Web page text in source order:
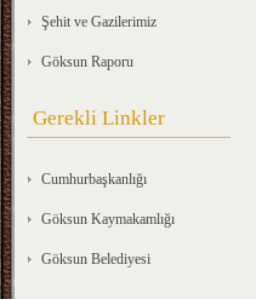
Şehit ve Gazilerimiz
Göksun Raporu
Gerekli Linkler
Cumhurbaşkanlığı
Göksun Kaymakamlığı
Göksun Belediyesi